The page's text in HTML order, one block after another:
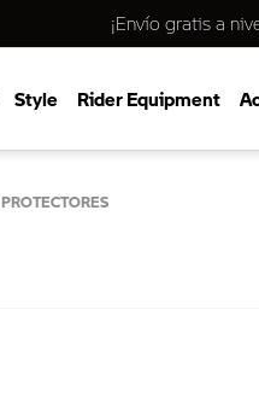
¡Envío gratis a
Style Rider Equipment
PROTECTORES